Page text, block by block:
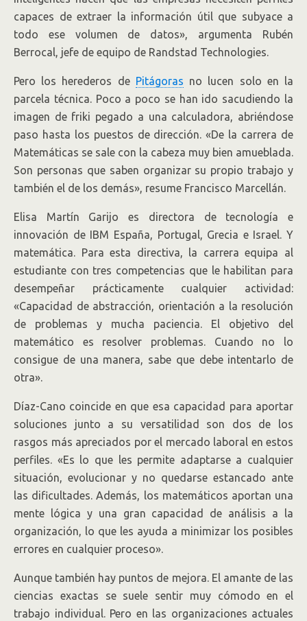
capaces de extraer la información útil que subyace a
todo ese volumen de datos», argumenta Rubén
Berrocal, jefe de equipo de ­Randstad Technologies.
Pero los herederos de Pitágoras no lucen solo en la
parcela técnica. Poco a poco se han ido sacudiendo la
imagen de friki pegado a una calculadora, abriéndose
paso hasta los puestos de dirección. «De la carrera de
Matemáticas se sale con la cabeza muy bien amueblada.
Son personas que saben organizar su propio trabajo y
también el de los demás», resume Francisco Marcellán.
Elisa Martín Garijo es directora de tecnología e
innovación de IBM España, Portugal, Grecia e Israel. Y
matemática. Para esta directiva, la carrera equipa al
estudiante con tres competencias que le habilitan para
desempeñar prácticamente cualquier actividad:
«Capacidad de abstracción, orientación a la resolución
de problemas y mucha paciencia. El objetivo del
matemático es resolver problemas. Cuando no lo
consigue de una manera, sabe que debe intentarlo de
otra».
Díaz-Cano coincide en que esa capacidad para aportar
soluciones junto a su versatilidad son dos de los
rasgos más apreciados por el mercado laboral en estos
perfiles. «Es lo que les permite adaptarse a cualquier
situación, evolucionar y no quedarse estancado ante
las dificultades. Además, los matemáticos aportan una
mente lógica y una gran capacidad de análisis a la
organización, lo que les ayuda a minimizar los posibles
errores en cualquier proceso».
Aunque también hay puntos de mejora. El amante de las
ciencias exactas se suele sentir muy cómodo en el
trabajo individual. Pero en las organizaciones actuales